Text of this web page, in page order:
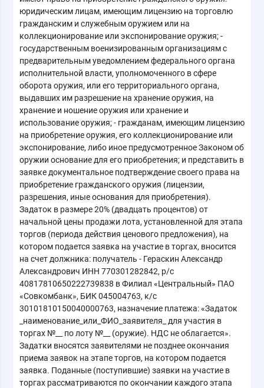
юридическим лицам, имеющим лицензию на торговлю
гражданским и служебным оружием или на
коллекционирование или экспонирование оружия; -
государственным военизированным организациям с
предварительным уведомлением федерального органа
исполнительной власти, уполномоченного в сфере
оборота оружия, или его территориального органа,
выдавших им разрешение на хранение оружия, на
хранение и ношение оружия или хранение и
использование оружия; - гражданам, имеющим лицензию
на приобретение оружия, его коллекционирование или
экспонирование, либо иное предусмотренное Законом об
оружии основание для его приобретения; и представить в
заявке документальное подтверждение своего права на
приобретение гражданского оружия (лицензии,
разрешения, иные основания для приобретения).
Задаток в размере 20% (двадцать процентов) от
начальной цены продажи лота, установленной для этапа
торгов (периода действия ценового предложения), на
котором подается заявка на участие в торгах, вносится
на счет должника: получатель - Гераскин Александр
Александрович ИНН 770301282842, р/с
40817810650222739838 в Филиал «Центральный» ПАО
«Совкомбанк», БИК 045004763, к/с
30101810150040000763, назначение платежа: «Задаток
_наименование_или_ФИО_заявителя_ для участия в
торгах №__ по лоту №__ (оружие). НДС не облагается».
Задатки вносятся заявителями не позднее окончания
приема заявок на этапе торгов, на котором подается
заявка. Поданные (поступившие) заявки на участие в
торгах рассматриваются по окончании каждого этапа